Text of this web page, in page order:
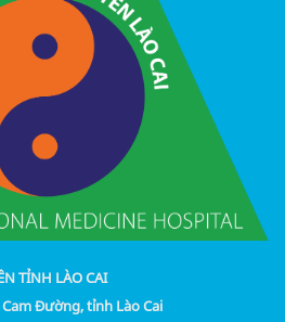
TỈNH LÀO CAI
Đường, tỉnh Lào Cai